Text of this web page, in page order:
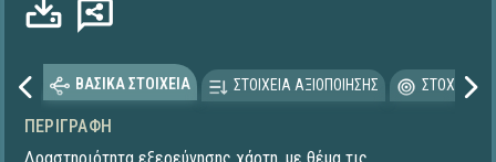
ΒΑΣΙΚΑ ΣΤΟΙΧΕΙΑ ΣΤΟΙΧΕΙΑ ΑΞΙΟΠΟΙΗΣΗΣ
ΠΕΡΙΓΡΑΦΉ